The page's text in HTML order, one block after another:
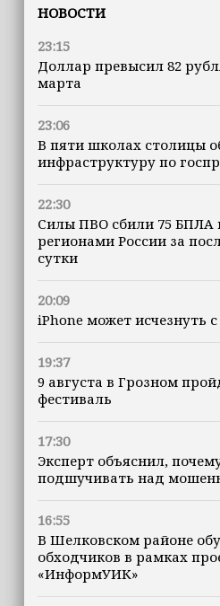
НОВОСТИ
23:15
Доллар превысил 82
марта
23:06
В пяти школах столицы
инфраструктуру по
22:30
Силы ПВО сбили 75 БПЛА
регионами России за
сутки
20:09
iPhone может исчезнуть
19:37
9 августа в Грозном
фестиваль
17:30
Эксперт объяснил,
подшучивать над
16:55
В Шелковском районе
обходчиков в рамках
«ИнформУИК»